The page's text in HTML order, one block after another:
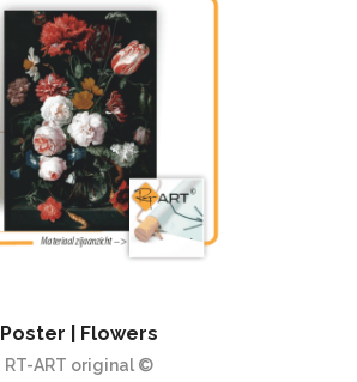
Poster | Flowers
RT-ART original ©